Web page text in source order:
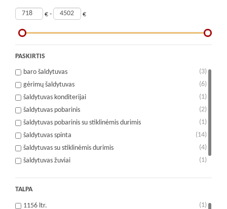
€ - €
PASKIRTIS
baro šaldytuvas
(3)
gėrimų šaldytuvas
(6)
šaldytuvas konditerijai
(1)
šaldytuvas pobarinis
(2)
šaldytuvas pobarinis su stiklinėmis durimis
(1)
šaldytuvas spinta
(14)
šaldytuvas su stiklinėmis durimis
(4)
šaldytuvas žuviai
(1)
TALPA
1156 ltr.
(1)